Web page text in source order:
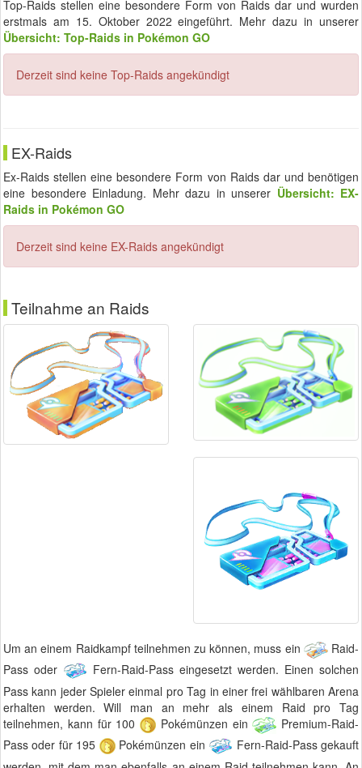
Top-Raids stellen eine besondere Form von Raids dar und wurden
erstmals am 15. Oktober 2022 eingeführt. Mehr dazu in unserer
Übersicht: Top-Raids in Pokémon GO
Derzeit sind keine Top-Raids angekündigt
EX-Raids
Ex-Raids stellen eine besondere Form von Raids dar und benötigen
eine besondere Einladung. Mehr dazu in unserer Übersicht: EX-
Raids in Pokémon GO
Derzeit sind keine EX-Raids angekündigt
Teilnahme an Raids
Um an einem Raidkampf teilnehmen zu können, muss ein
Raid-
Pass oder
Fern-Raid-Pass eingesetzt werden. Einen solchen
Pass kann jeder Spieler einmal pro Tag in einer frei wählbaren Arena
erhalten werden. Will man an mehr als einem Raid pro Tag
teilnehmen, kann für 100
Pokémünzen ein
Premium-Raid-
Pass oder für 195
Pokémünzen ein
Fern-Raid-Pass gekauft